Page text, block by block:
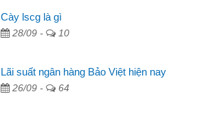
Cày lscg là gì
28/09 - 10
Lãi suất ngân hàng Bảo Việt hiện nay
26/09 - 64